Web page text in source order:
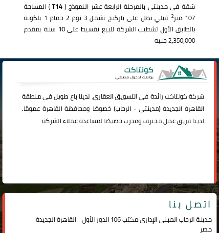
شقة في مدينتي بالمرحلة الرابعة عشر النموذج (T14) المساحة
107 متر
2
قبلي تطل على باركنج تشمل 3 نوم 2 حمام 1 بلكونة
بالطابق الأول تشطيب الشركة للبيع تقسيط على 10 سنة بمقدم
2,350,000 جنيه
شركةكونتاكترائدة فى التسويق العقاري، لدينا باع طويل فى منطقة
القاهرة الجديدة (مدينتي -الرحاب) خصوصًا ومحافظة القاهرة عمومًا.
لدينا فريق عمل محترف ومدرب خصيصًا لمساعدة عملاء الشركة
اتصل بنا
مدينة الرحاب المبنى الإداري مكتب 106 الدور الأول - القاهرة الجديدة -
مصر